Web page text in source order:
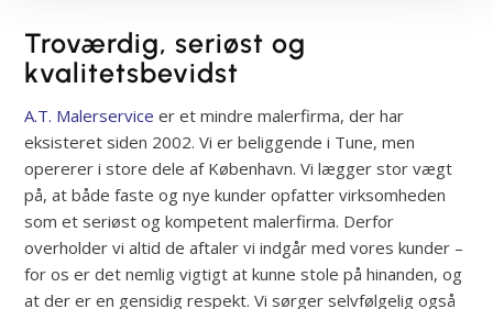
Troværdig, seriøst og
kvalitetsbevidst
A.T. Malerservice er et mindre malerfirma, der har
eksisteret siden 2002. Vi er beliggende i Tune, men
opererer i store dele af København. Vi lægger stor vægt
på, at både faste og nye kunder opfatter virksomheden
som et seriøst og kompetent malerfirma. Derfor
overholder vi altid de aftaler vi indgår med vores kunder –
for os er det nemlig vigtigt at kunne stole på hinanden, og
at der er en gensidig respekt. Vi sørger selvfølgelig også